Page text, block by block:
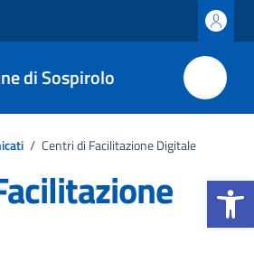
Apri la
di Sospirolo
/ Centri di Facilitazione Digitale